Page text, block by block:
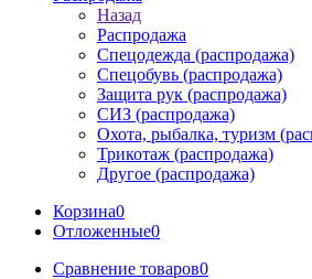
Назад
Распродажа
Спецодежда (распродажа)
Спецобувь (распродажа)
Защита рук (распродажа)
СИЗ (распродажа)
Охота, рыбалка, туризм
Трикотаж (распродажа)
Другое (распродажа)
Корзина0
Отложенные0
Сравнение товаров0